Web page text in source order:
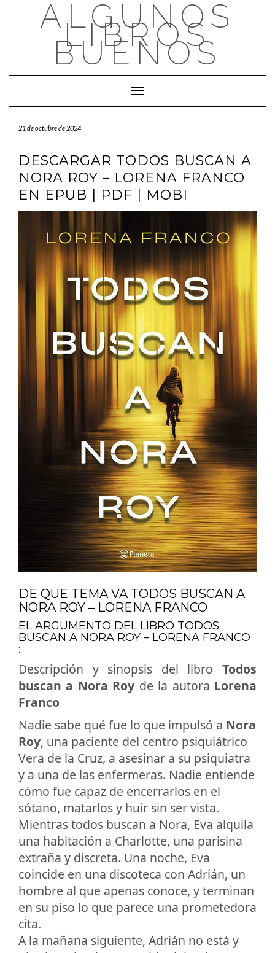
ALGUNOS
LIBROS
BUENOS
Cambiar modo de navegación
21 de octubre de 2024
DESCARGAR TODOS BUSCAN A
NORA ROY – LORENA FRANCO
EN EPUB | PDF | MOBI
DE QUE TEMA VA TODOS BUSCAN A
NORA ROY – LORENA FRANCO
EL ARGUMENTO DEL LIBRO TODOS
BUSCAN A NORA ROY – LORENA FRANCO
:
Descripción y sinopsis del libro Todos
buscan a Nora Roy de la autora Lorena
Franco
Nadie sabe qué fue lo que impulsó a Nora
Roy, una paciente del centro psiquiátrico
Vera de la Cruz, a asesinar a su psiquiatra
y a una de las enfermeras. Nadie entiende
cómo fue capaz de encerrarlos en el
sótano, matarlos y huir sin ser vista.
Mientras todos buscan a Nora, Eva alquila
una habitación a Charlotte, una parisina
extraña y discreta. Una noche, Eva
coincide en una discoteca con Adrián, un
hombre al que apenas conoce, y terminan
en su piso lo que parece una prometedora
cita.
A la mañana siguiente, Adrián no está y